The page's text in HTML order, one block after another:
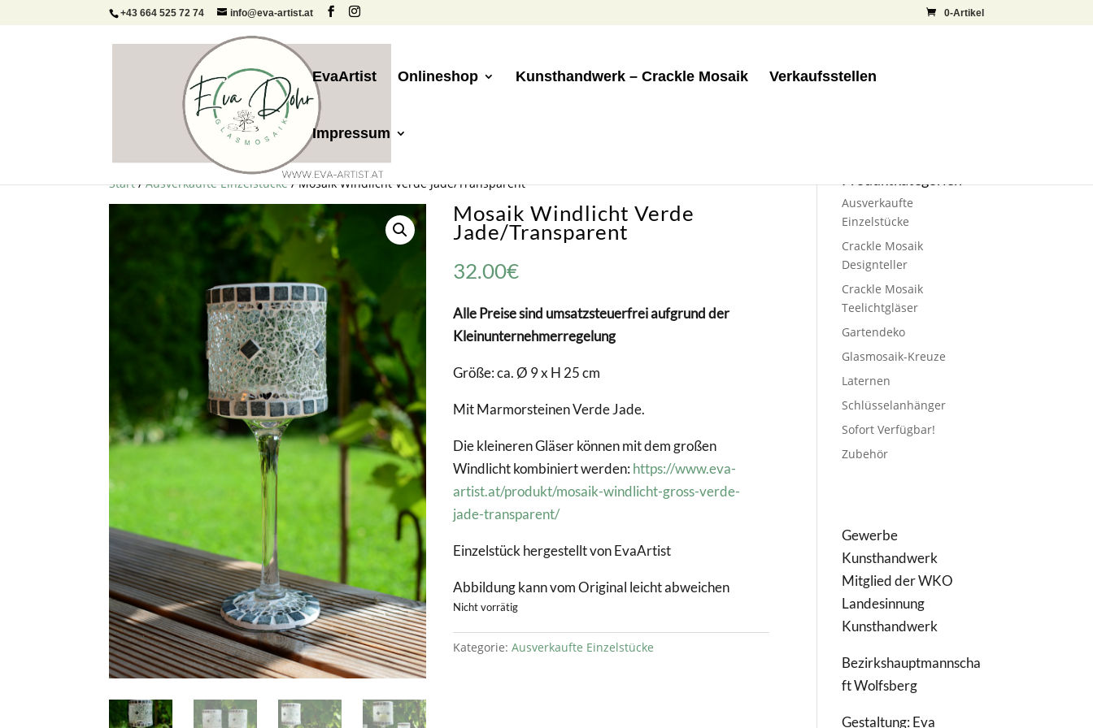
+43 664 525 72 74 info@eva-artist.at 0-Artikel
EvaArtist Onlineshop Kunsthandwerk – Crackle Mosaik Verkaufsstellen
Impressum
Start/Ausverkaufte Einzelstücke/ Mosaik Windlicht Verde Jade/Transparent
Mosaik Windlicht Verde
Jade/Transparent
32.00€
Alle Preise sind umsatzsteuerfrei aufgrund der
Kleinunternehmerregelung
Größe: ca. Ø 9 x H 25 cm
Mit Marmorsteinen Verde Jade.
Die kleineren Gläser können mit dem großen
Windlicht kombiniert werden: https://www.eva-
artist.at/produkt/mosaik-windlicht-gross-verde-
jade-transparent/
Einzelstück hergestellt von EvaArtist
Abbildung kann vom Original leicht abweichen
Nicht vorrätig
Kategorie: Ausverkaufte Einzelstücke
Ausverkaufte
Einzelstücke
Crackle Mosaik
Designteller
Crackle Mosaik
Teelichtgläser
Gartendeko
Glasmosaik-Kreuze
Laternen
Schlüsselanhänger
Sofort Verfügbar!
Zubehör
Gewerbe
Kunsthandwerk
Mitglied der WKO
Landesinnung
Kunsthandwerk
Bezirkshauptmannscha
ft Wolfsberg
Gestaltung: Eva